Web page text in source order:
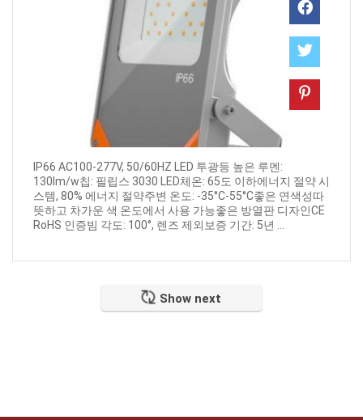
IP66 AC100-277V, 50/60HZ LED 투광등 높은 루멘:
130lm/w칩: 필립스 3030 LED체온: 65도 이하에너지 절약 시
스템, 80% 에너지 절약주변 온도: -35°C-55°C좋은 연색성따
뜻하고 차가운 색 온도에서 사용 가능좋은 방열판 디자인CE
RoHS 인증빔 각도: 100°, 렌즈 제외보증 기간: 5년 ...
Show next